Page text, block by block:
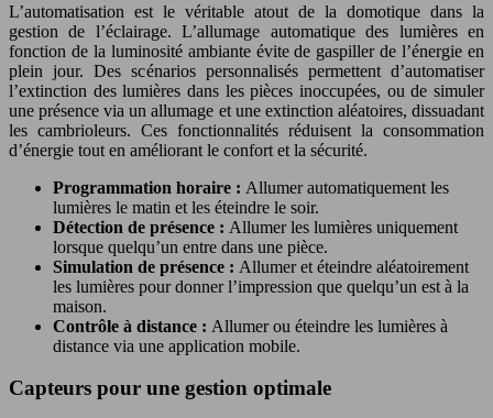
L’automatisation est le véritable atout de la domotique dans la
gestion de l’éclairage. L’allumage automatique des lumières en
fonction de la luminosité ambiante évite de gaspiller de l’énergie en
plein jour. Des scénarios personnalisés permettent d’automatiser
l’extinction des lumières dans les pièces inoccupées, ou de simuler
une présence via un allumage et une extinction aléatoires, dissuadant
les cambrioleurs. Ces fonctionnalités réduisent la consommation
d’énergie tout en améliorant le confort et la sécurité.
Programmation horaire : Allumer automatiquement les
lumières le matin et les éteindre le soir.
Détection de présence : Allumer les lumières uniquement
lorsque quelqu’un entre dans une pièce.
Simulation de présence : Allumer et éteindre aléatoirement
les lumières pour donner l’impression que quelqu’un est à la
maison.
Contrôle à distance : Allumer ou éteindre les lumières à
distance via une application mobile.
Capteurs pour une gestion optimale